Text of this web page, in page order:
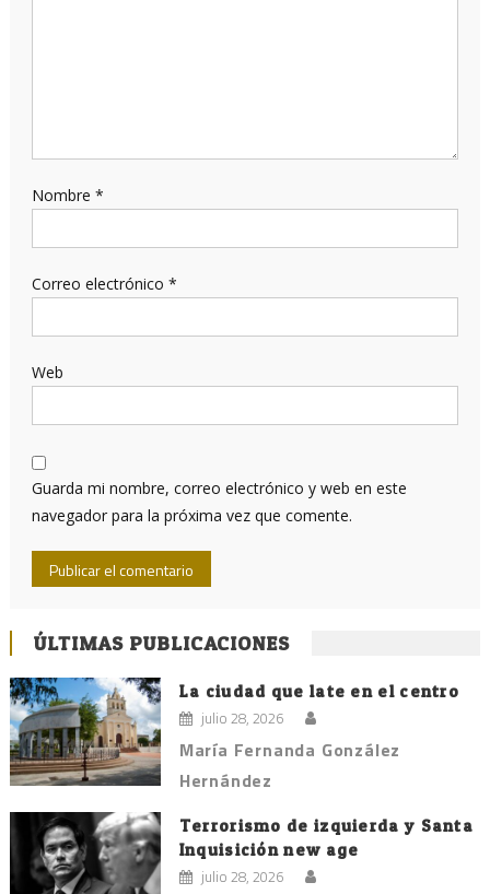
Nombre *
Correo electrónico *
Web
Guarda mi nombre, correo electrónico y web en este
navegador para la próxima vez que comente.
ÚLTIMAS PUBLICACIONES
La ciudad que late en el centro
julio 28, 2026
María Fernanda González
Hernández
Terrorismo de izquierda y Santa
Inquisición new age
julio 28, 2026